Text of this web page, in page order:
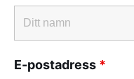
E-postadress *